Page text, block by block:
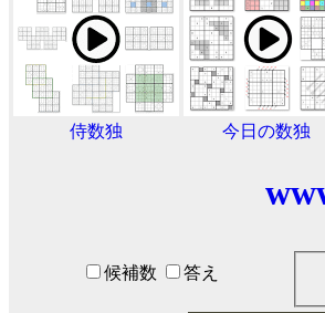
侍数独 今日の数独
候補数 答え